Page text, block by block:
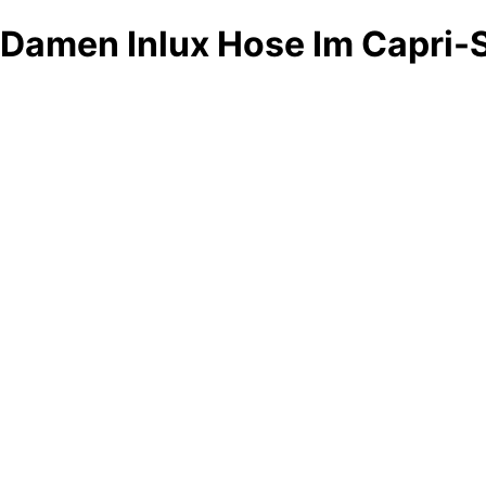
Damen Inlux Hose Im Capri-